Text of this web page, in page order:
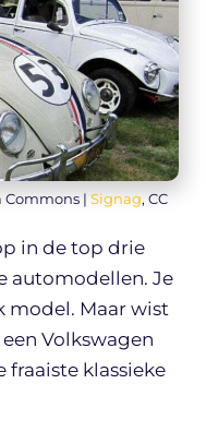
| Signag, CC
in de top drie
automodellen. Je
model. Maar wist
Volkswagen
fraaiste klassieke